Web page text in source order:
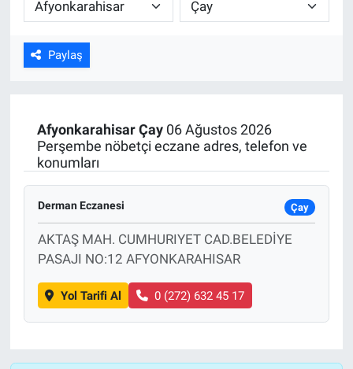
Paylaş
Afyonkarahisar Çay06 Ağustos 2026
Perşembe nöbetçi eczane adres, telefon ve
konumları
Derman Eczanesi Çay
AKTAŞ MAH. CUMHURIYET CAD.BELEDİYE
PASAJI NO:12 AFYONKARAHISAR
Yol Tarifi Al 0 (272) 632 45 17